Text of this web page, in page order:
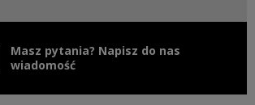
Masz pytania? Napisz do nas
wiadomość